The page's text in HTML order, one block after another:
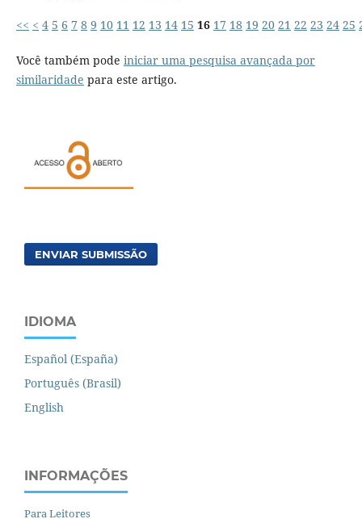
<< < 4 5 6 7 8 9 10 11 12 13 14 15 16 17 18 19 20 21 22 23 24 25
Você também pode iniciar uma pesquisa avançada por
similaridade para este artigo.
ENVIAR SUBMISSÃO
IDIOMA
Español (España)
Português (Brasil)
English
INFORMAÇÕES
Para Leitores